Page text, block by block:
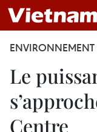
ENVIRONNEMENT
Le
Centre